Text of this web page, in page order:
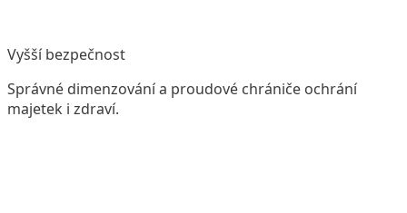
Vyšší bezpečnost
Správné dimenzování a proudové chrániče ochrání
majetek i zdraví.